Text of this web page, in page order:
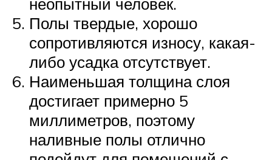
Полы твердые, хорошо
сопротивляются износу, какая-
либо усадка отсутствует.
Наименьшая толщина слоя
достигает примерно 5
миллиметров, поэтому
наливные полы отлично